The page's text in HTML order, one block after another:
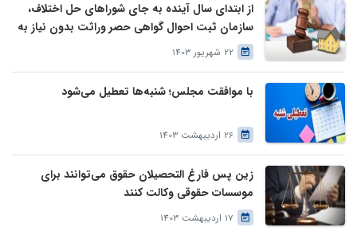
از ابتدای سال آینده به جای شوراهای حل اختلاف،
سازمان ثبت احوال گواهی حصر وراثت بدون نیاز به
درخواست وراث صادر خواهد کرد
22 شهریور 1403
با موافقت مجلس؛ شنبه‌ها تعطیل می‌شود
26 اردیبهشت 1403
زین پس فارغ التحصیلان حقوق می‌توانند برای
موسسات حقوقی وکالت کنند
17 اردیبهشت 1403